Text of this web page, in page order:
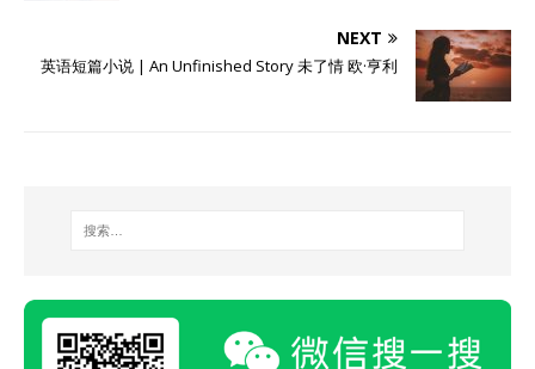
NEXT
英语短篇小说 | An Unfinished Story 未了情 欧·亨利